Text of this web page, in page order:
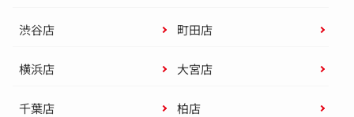
渋谷店 町田店
横浜店 大宮店
千葉店 柏店